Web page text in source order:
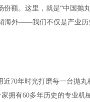
额。这里，就是“中国抛
海外——我们不仅是产业
70年时光打磨每一台抛
拥有60多年历史的专业